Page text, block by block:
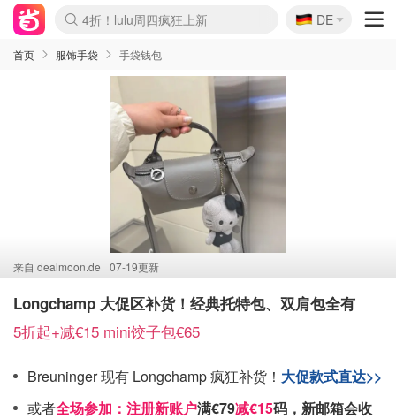
Boticinal 夏促开抢！
4折！lulu周四疯狂上新
还没结束！&OtherStories大促
Joybuy变相75折 随时失效
速领！Stanley独家85折
疑似霸哥！Camper额外叠85折
Zalando 奥莱闪促！每日更新
Moncler反季囤！5折起+叠9折
Coach Brooklyn仅€192
🇩🇪
DE
首页 服饰手袋 手袋钱包
来自 dealmoon.de 07-19更新
Longchamp 大促区补货！经典托特包、双肩包全有
5折起+减€15 mini饺子包€65
Breuninger 现有 Longchamp 疯狂补货！ 大促款式直达>>
或者全场参加：注册新账户满€79减€15码， 新邮箱会收